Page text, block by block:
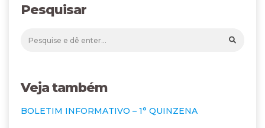
Pesquisar
Veja também
BOLETIM INFORMATIVO – 1° QUINZENA